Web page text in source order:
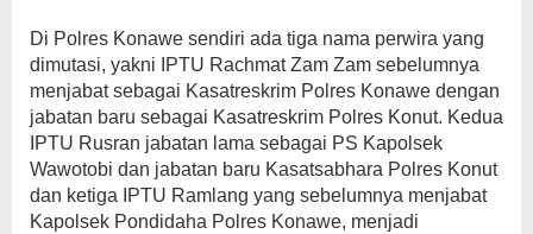
Di Polres Konawe sendiri ada tiga nama perwira yang
dimutasi, yakni IPTU Rachmat Zam Zam sebelumnya
menjabat sebagai Kasatreskrim Polres Konawe dengan
jabatan baru sebagai Kasatreskrim Polres Konut. Kedua
IPTU Rusran jabatan lama sebagai PS Kapolsek
Wawotobi dan jabatan baru Kasatsabhara Polres Konut
dan ketiga IPTU Ramlang yang sebelumnya menjabat
Kapolsek Pondidaha Polres Konawe, menjadi